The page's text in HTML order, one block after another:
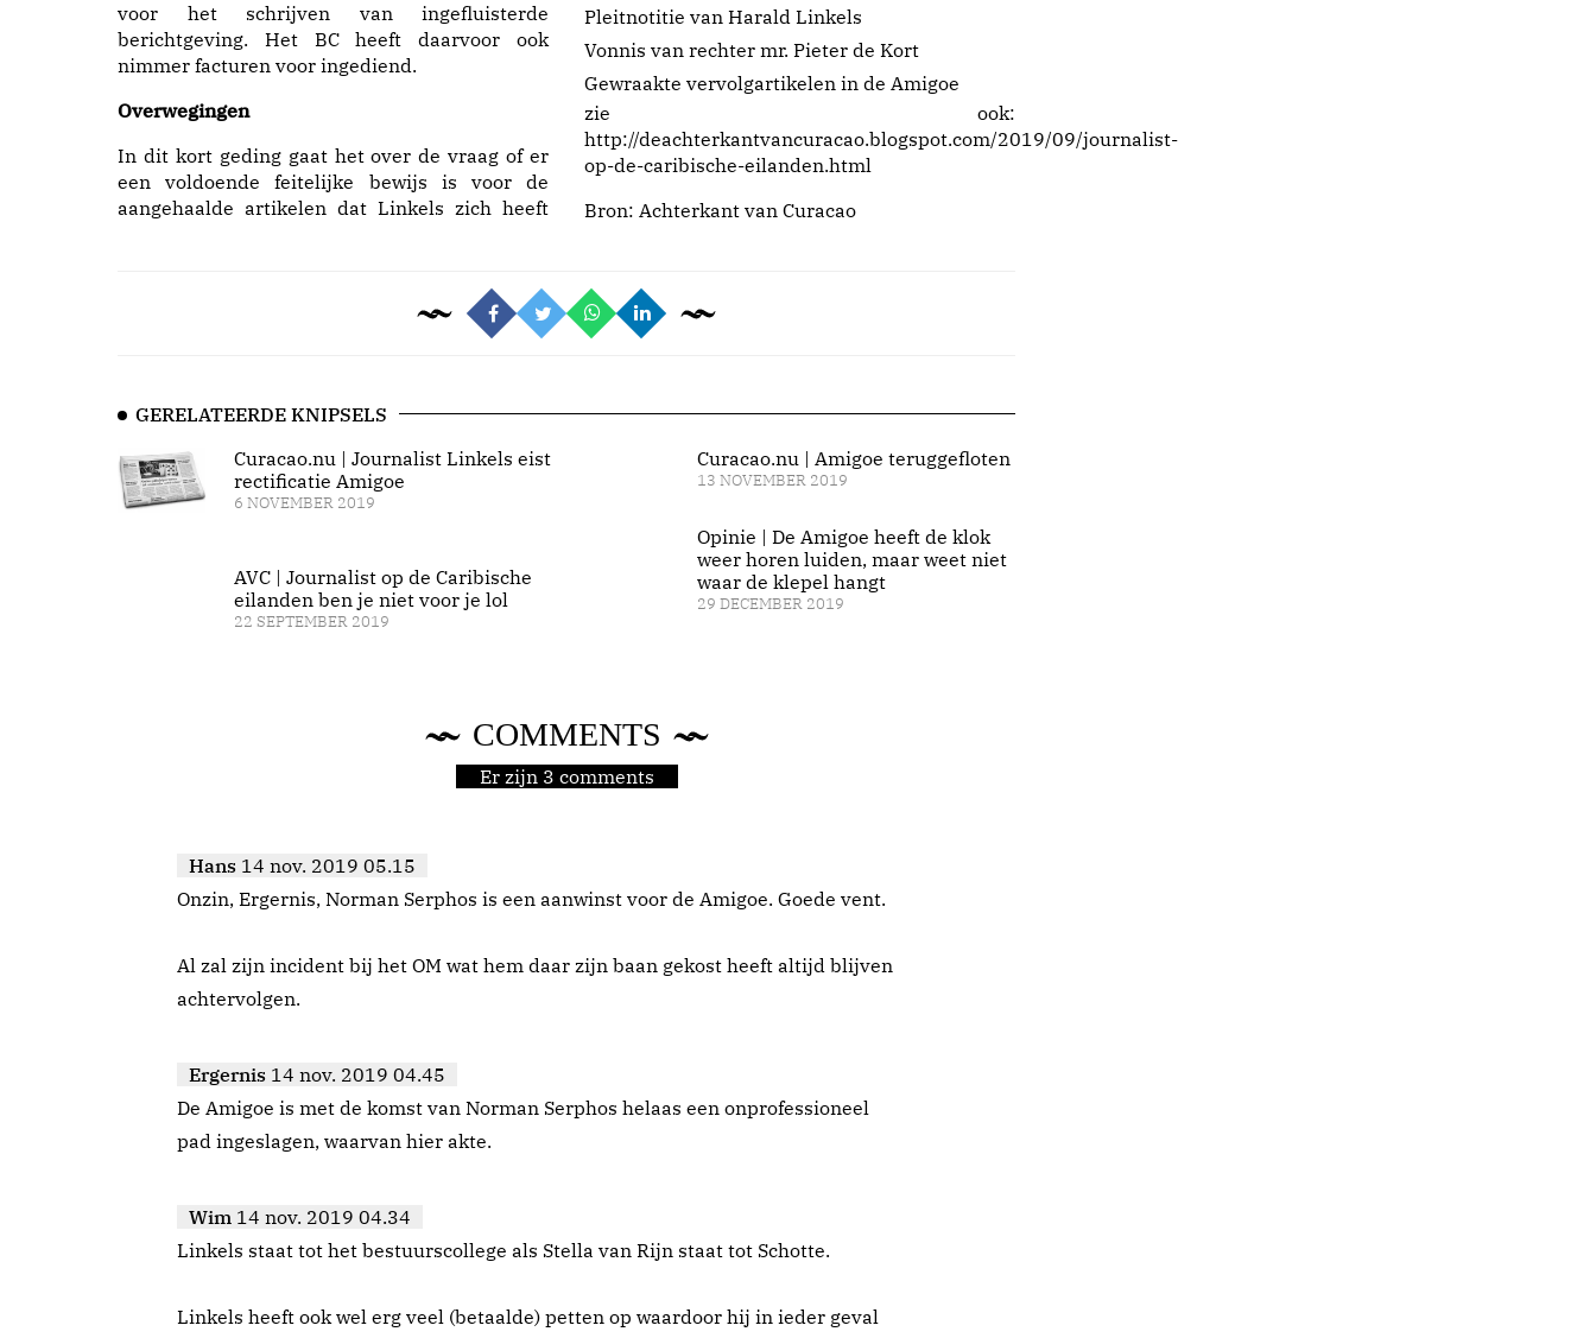
voor het schrijven van ingefluisterde
berichtgeving. Het BC heeft daarvoor ook
nimmer facturen voor ingediend.
Overwegingen
In dit kort geding gaat het over de vraag of er
een voldoende feitelijke bewijs is voor de
aangehaalde artikelen dat Linkels zich heeft
Pleitnotitie van Harald Linkels
Vonnis van rechter mr. Pieter de Kort
Gewraakte vervolgartikelen in de Amigoe
zie ook:
http://deachterkantvancuracao.blogspot.com/2019/09/journalist-
op-de-caribische-eilanden.html
Bron: Achterkant van Curacao
GERELATEERDE KNIPSELS
Curacao.nu | Journalist Linkels eist
rectificatie Amigoe
6 NOVEMBER 2019
AVC | Journalist op de Caribische
eilanden ben je niet voor je lol
22 SEPTEMBER 2019
Curacao.nu | Amigoe teruggefloten
13 NOVEMBER 2019
Opinie | De Amigoe heeft de klok
weer horen luiden, maar weet niet
waar de klepel hangt
29 DECEMBER 2019
COMMENTS
Er zijn 3 comments
Hans 14 nov. 2019 05.15
Onzin, Ergernis, Norman Serphos is een aanwinst voor de Amigoe. Goede vent.
Al zal zijn incident bij het OM wat hem daar zijn baan gekost heeft altijd blijven
achtervolgen.
Ergernis 14 nov. 2019 04.45
De Amigoe is met de komst van Norman Serphos helaas een onprofessioneel
pad ingeslagen, waarvan hier akte.
Wim 14 nov. 2019 04.34
Linkels staat tot het bestuurscollege als Stella van Rijn staat tot Schotte.
Linkels heeft ook wel erg veel (betaalde) petten op waardoor hij in ieder geval